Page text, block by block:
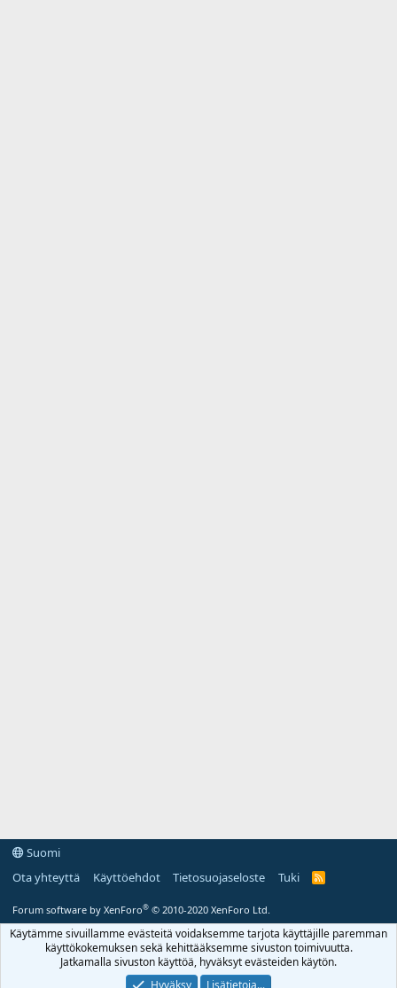
Suomi
Ota yhteyttä
Käyttöehdot Tietosuojaseloste Tuki
R
Forum software by XenForo® © 2010-2020 XenForo Ltd.
Käytämme sivuillamme evästeitä voidaksemme tarjota käyttäjille paremman
käyttökokemuksen sekä kehittääksemme sivuston toimivuutta.
Jatkamalla sivuston käyttöä, hyväksyt evästeiden käytön.
Hyväksy
Lisätietoja...